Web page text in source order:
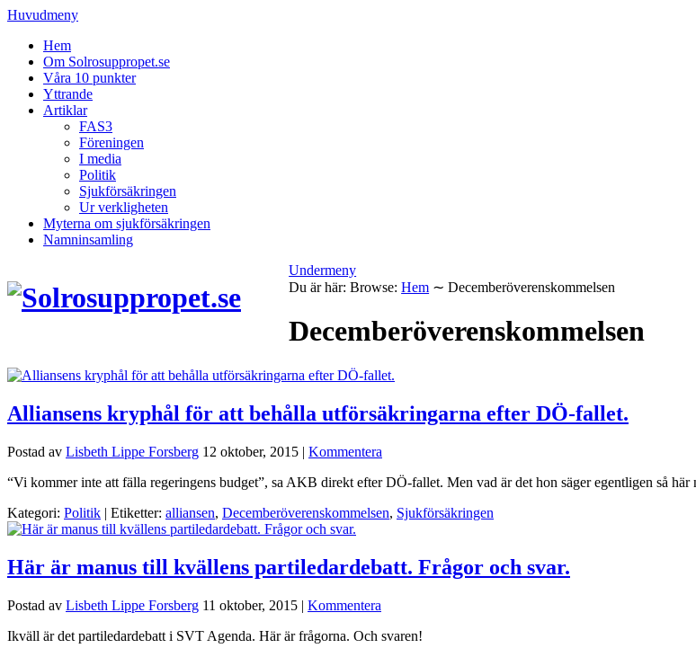
Huvudmeny
Hem
Om Solrosuppropet.se
Våra 10 punkter
Yttrande
Artiklar
FAS3
Föreningen
I media
Politik
Sjukförsäkringen
Ur verkligheten
Myterna om sjukförsäkringen
Namninsamling
Undermeny
Du är här: Browse: Hem ∼ Decemberöverenskommelsen
Decemberöverenskommelsen
Alliansens kryphål för att behålla utförsäkringarna efter DÖ-fallet.
Postad av Lisbeth Lippe Forsberg 12 oktober, 2015 | Kommentera
“Vi kommer inte att fälla regeringens budget”, sa AKB direkt efter DÖ-fallet. Men vad är det hon säger egentligen så här
Kategori: Politik | Etiketter: alliansen, Decemberöverenskommelsen, Sjukförsäkringen
Här är manus till kvällens partiledardebatt. Frågor och svar.
Postad av Lisbeth Lippe Forsberg 11 oktober, 2015 | Kommentera
Ikväll är det partiledardebatt i SVT Agenda. Här är frågorna. Och svaren!